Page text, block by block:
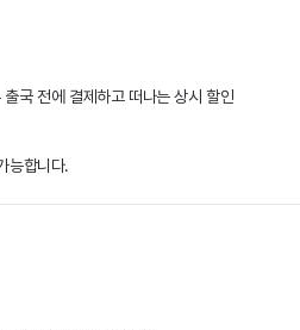
국 전에 결제하고 떠나는 상시 할인
능합니다.